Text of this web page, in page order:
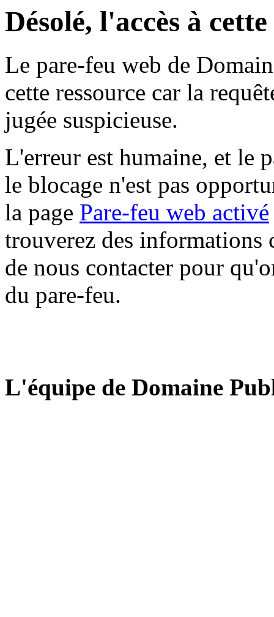
Désolé, l'accès à
Le pare-feu web de
cette ressource car la
jugée suspicieuse.
L'erreur est humaine, et le
le blocage n'est pas
la page Pare-feu web activé
trouverez des informations
de nous contacter pour
du pare-feu.
L'équipe de Domaine